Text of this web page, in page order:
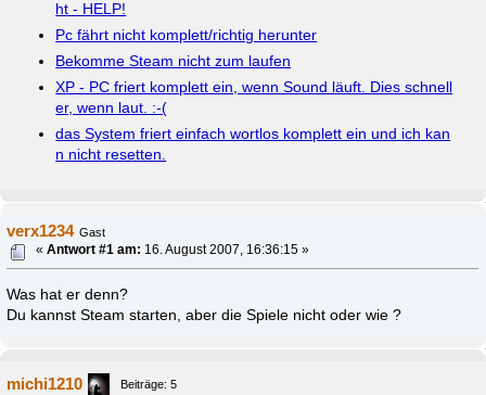
ht - HELP!
Pc fährt nicht komplett/richtig herunter
Bekomme Steam nicht zum laufen
XP - PC friert komplett ein, wenn Sound läuft. Dies schnell
er, wenn laut. :-(
das System friert einfach wortlos komplett ein und ich kan
n nicht resetten.
verx1234 Gast
«Antwort #1 am: 16. August 2007, 16:36:15 »
Was hat er denn?
Du kannst Steam starten, aber die Spiele nicht oder wie ?
michi1210
Beiträge: 5